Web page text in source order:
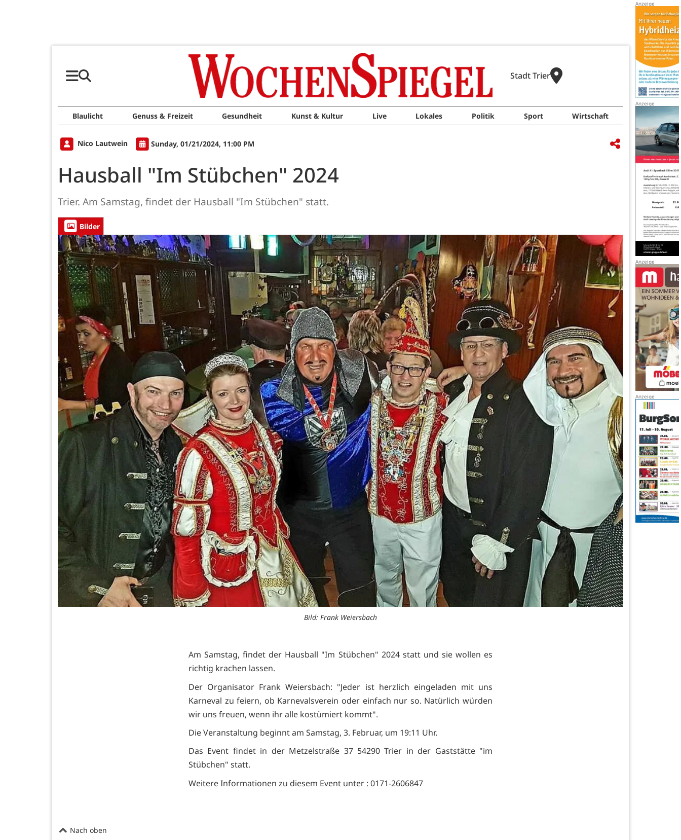
Stadt Trier
Blaulicht Genuss & Freizeit Gesundheit Kunst & Kultur Live Lokales Politik Sport Wirtschaft
Nico Lautwein Sunday, 01/21/2024, 11:00 PM
Hausball "Im Stübchen" 2024
Trier. Am Samstag, findet der Hausball "Im Stübchen" statt.
Bilder
Bild: Frank Weiersbach
Am Samstag, findet der Hausball "Im Stübchen" 2024 statt und sie wollen es
richtig krachen lassen.
Der Organisator Frank Weiersbach: "Jeder ist herzlich eingeladen mit uns
Karneval zu feiern, ob Karnevalsverein oder einfach nur so. Natürlich würden
wir uns freuen, wenn ihr alle kostümiert kommt".
Die Veranstaltung beginnt am Samstag, 3. Februar, um 19:11 Uhr.
Das Event findet in der Metzelstraße 37 54290 Trier in der Gaststätte "im
Stübchen" statt.
Weitere Informationen zu diesem Event unter : 0171-2606847
Nach oben